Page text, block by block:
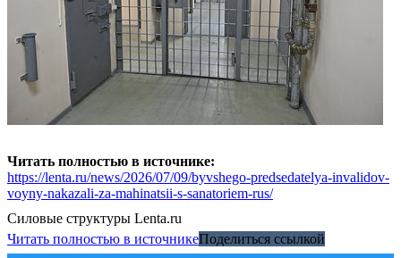
Читать полностью в источнике:
https://lenta.ru/news/2026/07/09/byvshego-predsedatelya-invalidov-
voyny-nakazali-za-mahinatsii-s-sanatoriem-rus/
Силовые структуры Lenta.ru
Читать полностью в источникеПоделиться ссылкой